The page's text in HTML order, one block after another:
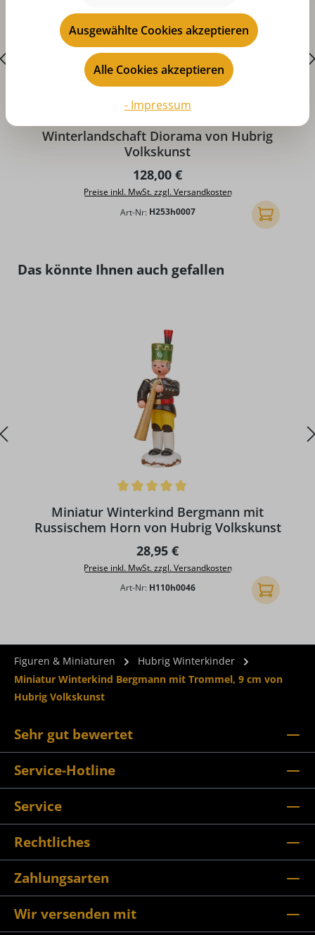
Winterlandschaft Diorama von Hubrig
Volkskunst
Regulärer Preis:
128,00 €
Preise inkl. MwSt. zzgl. Versandkosten
Art-Nr: H253h0007 In den
Produktgalerie überspringen
Das könnte Ihnen auch gefallen
Miniatur Winterkind Bergmann mit
Russischem Horn von Hubrig Volkskunst
Regulärer Preis:
28,95 €
Preise inkl. MwSt. zzgl. Versandkosten
Art-Nr: H110h0046 In den
Figuren & Miniaturen
Hubrig Winterkinder
Miniatur Winterkind Bergmann mit Trommel, 9 cm von
Hubrig Volkskunst
Sehr gut bewertet
Service-Hotline
Service
Rechtliches
Zahlungsarten
Wir versenden mit
Ausgewählte Cookies akzeptieren
Alle Cookies akzeptieren
- Impressum